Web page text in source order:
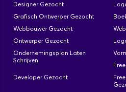
Designer Gezocht
Grafisch Ontwerper Gezocht
Webbouwer Gezocht
Ontwerper Gezocht
Ondernemingsplan Laten
Schrijven
Developer Gezocht